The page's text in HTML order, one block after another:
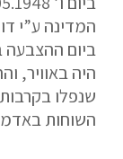
המדינה ע”י
היה באוויר,
שנפלו
השוחות